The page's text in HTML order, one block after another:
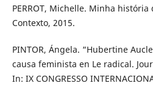
PERROT, Michelle. Minha história
Contexto, 2015.
PINTOR, Ángela. “Hubertine
causa feminista en Le radical.
In: IX CONGRESSO